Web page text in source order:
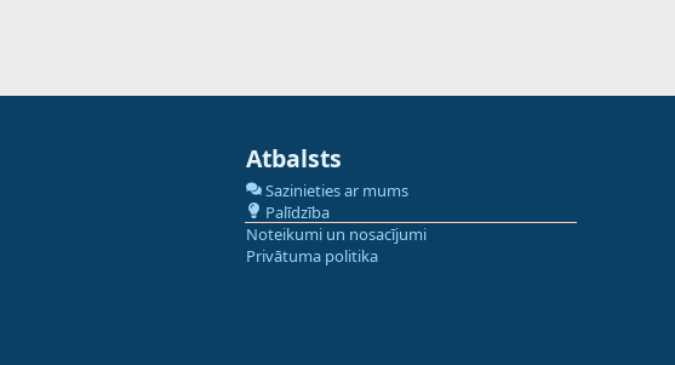
Atbalsts
Sazinieties ar mums
Palīdzība
Noteikumi un nosacījumi
Privātuma politika